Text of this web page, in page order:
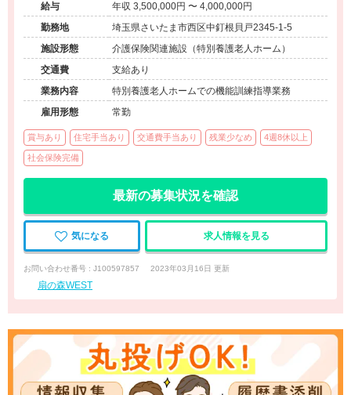
給与
年収 3,500,000円 〜 4,000,000円
勤務地
埼玉県さいたま市西区中釘根貝戸2345-1-5
施設形態
介護保険関連施設（特別養護老人ホーム）
交通費
支給あり
業務内容
特別養護老人ホームでの機能訓練指導業務
雇用形態
常勤
賞与あり 住宅手当あり 交通費手当あり 残業少なめ 4週8休以上
社会保険完備
最新の募集状況を確認
気になる 求人情報を見る
お問い合わせ番号 : J100597857 2023年03月16日 更新
扇の森WEST